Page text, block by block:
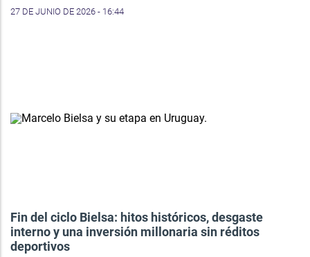
27 DE JUNIO DE 2026 - 16:44
Fin del ciclo Bielsa: hitos históricos, desgaste
interno y una inversión millonaria sin réditos
deportivos